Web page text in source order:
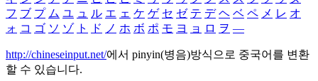
フ ブ プ ム ユ ュ ル エ ェ ケ ゲ セ ゼ テ デ ヘ ベ ペ メ レ オ
ォ コ ゴ ソ ゾ ト ド ノ ホ ボ ポ モ ヨ ョ ロ ヲ ―
http://chineseinput.net/에서 pinyin(병음)방식으로 중국어를 변환
할 수 있습니다.